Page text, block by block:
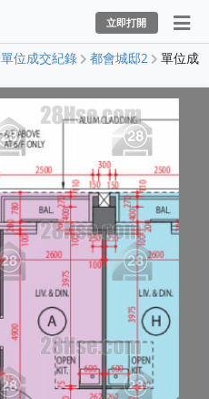
立即打開
單位成交紀錄 都會城邸2
單位成